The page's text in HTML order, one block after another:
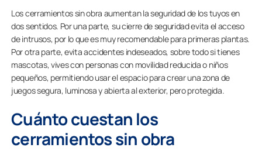
Los cerramientos sin obra aumentan la seguridad de los tuyos en
dos sentidos. Por una parte, su cierre de seguridad evita el acceso
de intrusos, por lo que es muy recomendable para primeras plantas.
Por otra parte, evita accidentes indeseados, sobre todo si tienes
mascotas, vives con personas con movilidad reducida o niños
pequeños, permitiendo usar el espacio para crear una zona de
juegos segura, luminosa y abierta al exterior, pero protegida.
Cuánto cuestan los
cerramientos sin obra